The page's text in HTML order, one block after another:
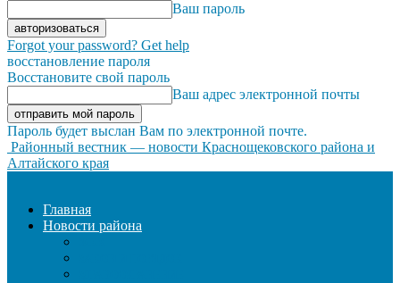
Ваш пароль
Forgot your password? Get help
восстановление пароля
Восстановите свой пароль
Ваш адрес электронной почты
Пароль будет выслан Вам по электронной почте.
Районный вестник — новости Краснощековского района и
Алтайского края
Главная
Новости района